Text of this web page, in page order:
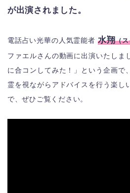
が出演されました。
電話占い光華の人気霊能者 水翔（
ファエルさんの動画に出演いたしま
に合コンしてみた！」という企画で
霊を視ながらアドバイスを行う楽し
で、ぜひご覧ください。